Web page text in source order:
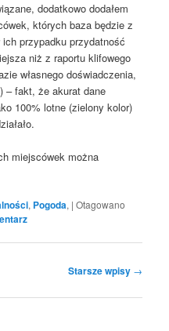
dodatkowo dodałem
których baza będzie z
przypadku przydatność
niż z raportu klifowego
własnego doświadczenia,
– fakt, że akurat dane
100% lotne (zielony kolor)
miejscówek można
, Pogoda, |Otagowano
Starsze wpisy →